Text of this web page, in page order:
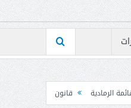
الاعلام بين رئيس الكتائب ومجلس نقابة